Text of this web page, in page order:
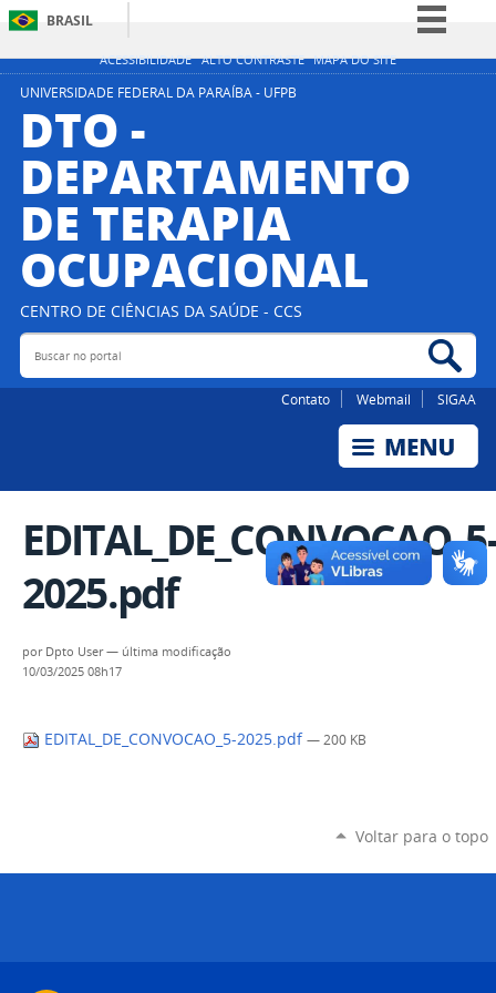
ACESSIBILIDADE ALTO CONTRASTE MAPA DO SITE
BRASIL
Simplifique!
Acesso à informação
Legislação
UNIVERSIDADE FEDERAL DA PARAÍBA - UFPB
DTO -
DEPARTAMENTO
DE TERAPIA
OCUPACIONAL
CENTRO DE CIÊNCIAS DA SAÚDE - CCS
Buscar no portal
Contato Webmail SIGAA
2025.pdf
por Dpto User— última modificação
10/03/2025 08h17
EDITAL_DE_CONVOCAO_5-2025.pdf — 200 KB
Voltar para o topo